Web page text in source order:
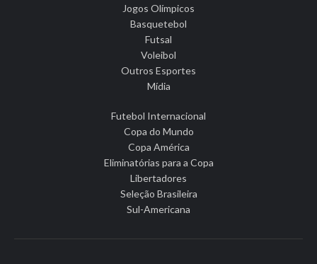
Jogos Olímpicos
Basquetebol
Futsal
Voleibol
Outros Esportes
Mídia
Futebol Internacional
Copa do Mundo
Copa América
Eliminatórias para a Copa
Libertadores
Seleção Brasileira
Sul-Americana